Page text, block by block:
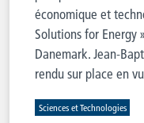
économique et
Solutions for Energy
Danemark. Jean-
rendu sur place en
Sciences et Technologies